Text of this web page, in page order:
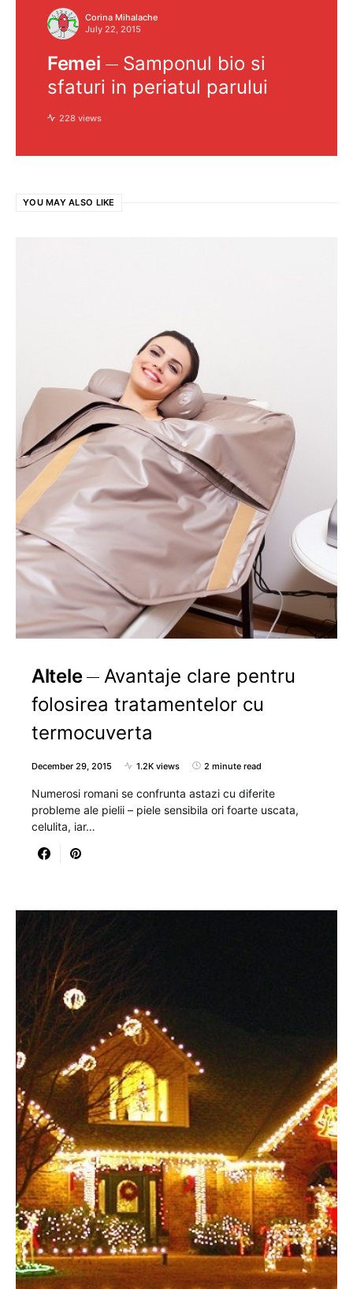
Corina Mihalache
July 22, 2015
Femei
Samponul bio si
sfaturi in periatul parului
228 views
YOU MAY ALSO LIKE
Altele
Avantaje clare pentru
folosirea tratamentelor cu
termocuverta
December 29, 2015 1.2K views 2 minute read
Numerosi romani se confrunta astazi cu diferite
probleme ale pielii – piele sensibila ori foarte uscata,
celulita, iar…